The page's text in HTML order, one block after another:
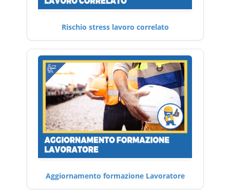
Rischio stress lavoro correlato
Aggiornamento formazione Lavoratore